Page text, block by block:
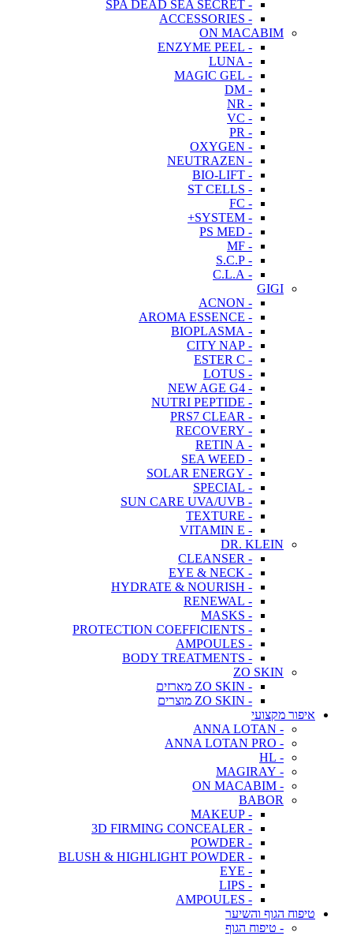
- SPA DEAD SEA SECRET
- ACCESSORIES
ON MACABIM
- ENZYME PEEL
- LUNA
- MAGIC GEL
- DM
- NR
- VC
- PR
- OXYGEN
- NEUTRAZEN
- BIO-LIFT
- ST CELLS
- FC
- SYSTEM+
- PS MED
- MF
- S.C.P
- C.L.A
GIGI
- ACNON
- AROMA ESSENCE
- BIOPLASMA
- CITY NAP
- ESTER C
- LOTUS
- NEW AGE G4
- NUTRI PEPTIDE
- PRS7 CLEAR
- RECOVERY
- RETIN A
- SEA WEED
- SOLAR ENERGY
- SPECIAL
- SUN CARE UVA/UVB
- TEXTURE
- VITAMIN E
DR. KLEIN
- CLEANSER
- EYE & NECK
- HYDRATE & NOURISH
- RENEWAL
- MASKS
- PROTECTION COEFFICIENTS
- AMPOULES
- BODY TREATMENTS
ZO SKIN
- ZO SKIN מארזים
- ZO SKIN מוצרים
איפור מקצועי
- ANNA LOTAN
- ANNA LOTAN PRO
- HL
- MAGIRAY
- ON MACABIM
BABOR
- MAKEUP
- 3D FIRMING CONCEALER
- POWDER
- BLUSH & HIGHLIGHT POWDER
- EYE
- LIPS
- AMPOULES
טיפוח הגוף והשיער
- טיפוח הגוף